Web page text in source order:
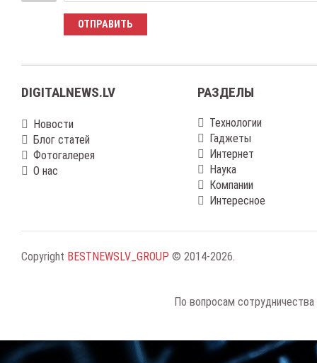
ОТПРАВИТЬ
DIGITALNEWS.LV
Новости
Блог статей
Фотогалерея
О нас
РАЗДЕЛЫ
Технологии
Гаджеты
Интернет
Наука
Компании
Интересное
Copyright BESTNEWSLV_GROUP © 2014-2026
По вопросам